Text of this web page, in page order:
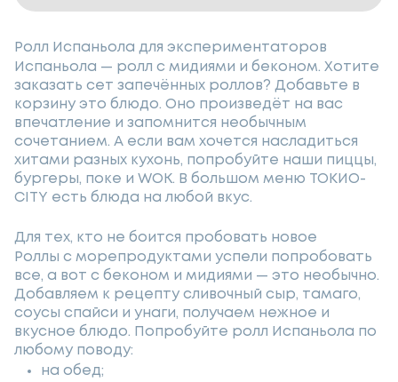
Ролл Испаньола для экспериментаторов
Испаньола — ролл с мидиями и беконом. Хотите
заказать сет запечённых роллов? Добавьте в
корзину это блюдо. Оно произведёт на вас
впечатление и запомнится необычным
сочетанием. А если вам хочется насладиться
хитами разных кухонь, попробуйте наши пиццы,
бургеры, поке и WOK. В большом меню ТОКИО-
CITY есть блюда на любой вкус.
Для тех, кто не боится пробовать новое
Роллы с морепродуктами успели попробовать
все, а вот с беконом и мидиями — это необычно.
Добавляем к рецепту сливочный сыр, тамаго,
соусы спайси и унаги, получаем нежное и
вкусное блюдо. Попробуйте ролл Испаньола по
любому поводу:
на обед;